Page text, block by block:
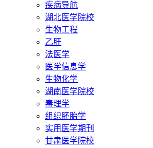
疾病导航
湖北医学院校
生物工程
乙肝
法医学
医学信息学
生物化学
湖南医学院校
毒理学
组织胚胎学
实用医学期刊
甘肃医学院校